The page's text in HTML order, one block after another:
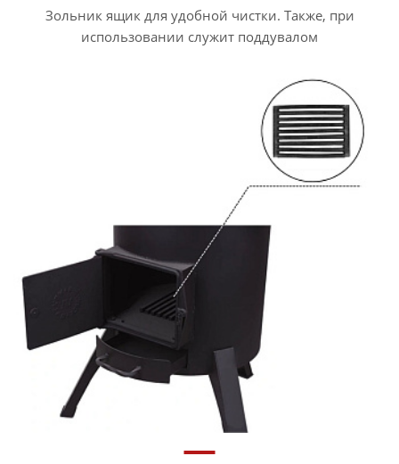
Зольник ящик для удобной чистки. Также, при
использовании служит поддувалом